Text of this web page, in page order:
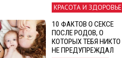
КРАСОТА И ЗДОРОВЬЕ
10 ФАКТОВ О СЕКСЕ
ПОСЛЕ РОДОВ, О
КОТОРЫХ ТЕБЯ НИКТО
НЕ ПРЕДУПРЕЖДАЛ